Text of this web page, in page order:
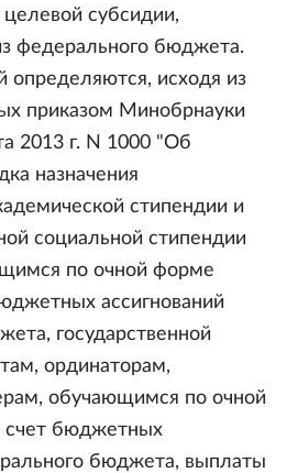
субсидии,
федерального бюджета.
определяются, исходя из
приказом Минобрнауки
2013 г. N 1000 "Об
назначения
стипендии и
социальной стипендии
по очной форме
ассигнований
государственной
ординаторам,
обучающимся по очной
счет бюджетных
бюджета, выплаты